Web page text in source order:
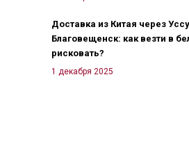
Доставка из Китая через
Благовещенск: как везти в
рисковать?
1 декабря 2025